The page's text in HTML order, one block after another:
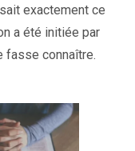
exactement ce
a été initiée par
fasse connaître.